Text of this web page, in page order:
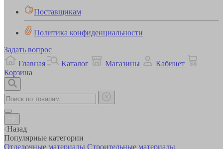
Поставщикам
Политика конфиденциальности
Задать вопрос
Главная
Каталог Магазины
Кабинет
Корзина
Назад
Популярные категории
Отделочные материалы Строительные материалы